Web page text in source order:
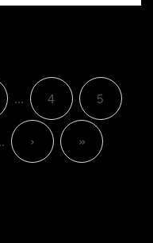
... 4 5
› »